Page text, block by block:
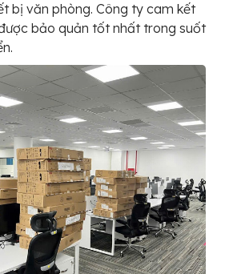
bị văn phòng. Công ty cam kết
bảo quản tốt nhất trong suốt